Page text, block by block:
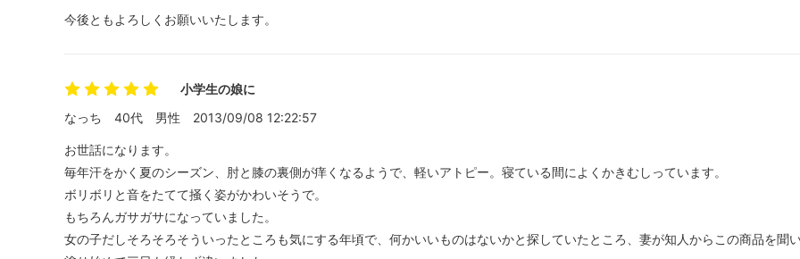
今後ともよろしくお願いいたします。
小学生の娘に
なっち
40代 男性 2013/09/08 12:22:57
お世話になります。
毎年汗をかく夏のシーズン、肘と膝の裏側が痒くなるようで、軽いアトピー。寝ている間によくかきむしっています。
ボリボリと音をたてて掻く姿がかわいそうで。
もちろんガサガサになっていました。
女の子だしそろそろそういったところも気にする年頃で、何かいいものはないかと探していたところ、妻が知人からこの商品を聞